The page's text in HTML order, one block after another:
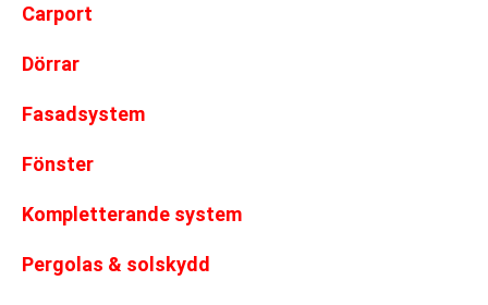
Carport
Dörrar
Fasadsystem
Fönster
Kompletterande system
Pergolas & solskydd